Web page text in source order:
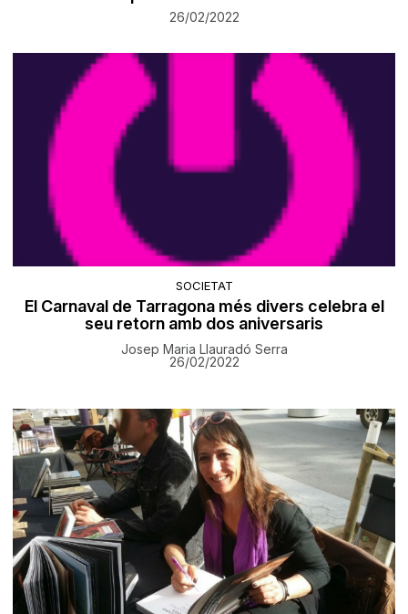
26/02/2022
SOCIETAT
El Carnaval de Tarragona més divers celebra el
seu retorn amb dos aniversaris
Josep Maria Llauradó Serra
26/02/2022